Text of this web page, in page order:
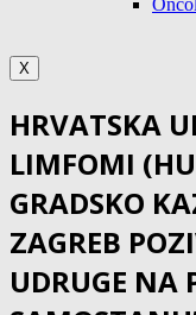
X
HRVATSKA
LIMFOMI
GRADSKO
ZAGREB
UDRUGE NA